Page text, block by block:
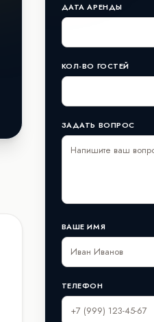
ДАТА АРЕНДЫ
КОЛ-ВО ГОСТЕЙ
ЗАДАТЬ ВОПРОС
ВАШЕ ИМЯ
ТЕЛЕФОН